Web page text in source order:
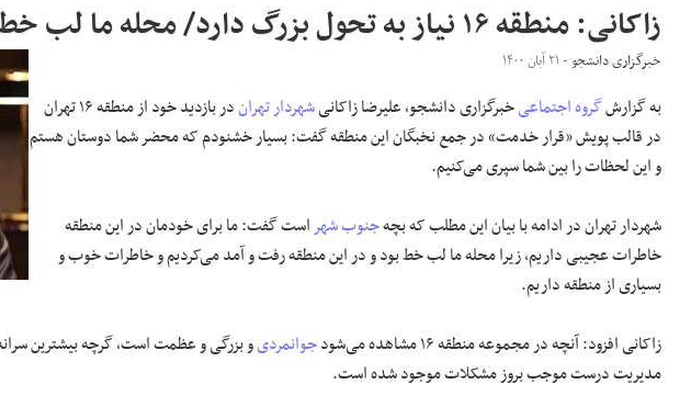
زاکانی: منطقه ۱۶ نیاز به تحول بزرگ دارد/ محله ما لب خط بود
خبرگزاری دانشجو- ۲۱ آبان ۱۴۰۰
به گزارشگروه اجتماعیخبرگزاری دانشجو، علیرضا زاکانیشهردار تهران
در بازدید خود از منطقه ۱۶ تهران
در قالب پویش «قرار خدمت» در جمع نخبگان این منطقه گفت: بسیار خشنودم که محضر شما دوستان هستم
و این لحظات را بین شما سپری می‌کنیم.
شهردار تهران در ادامه با بیان این مطلب که بچهجنوب شهراست گفت: ما برای خودمان در این منطقه
خاطرات عجیبی داریم، زیرا محله ما لب خط بود و در این منطقه رفت و آمد می‌کردیم و خاطرات خوب و
بسیاری از منطقه داریم.
زاکانی افزود: آنچه در مجموعه منطقه ۱۶ مشاهده می‌شود جوانمردی
مدیریت درست موجب بروز مشکلات موجود شده است.